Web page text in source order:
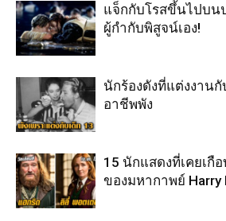
แจ็กกับโรสขึ้นไปบน
ผู้กำกับพิสูจน์เอง!
นักร้องดังที่แต่งงาน
อาชีพพัง
15 นักแสดงที่เคยเกื
ของมหากาพย์ Harry